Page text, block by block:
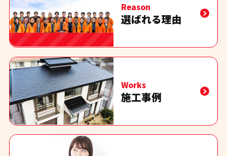
Reason
選ばれる理由
Works
施工事例